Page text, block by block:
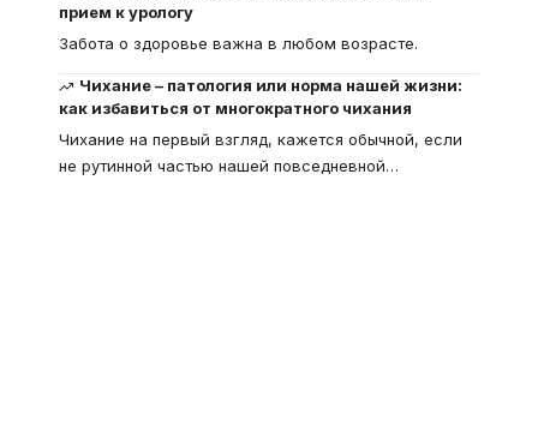
прием к урологу
Забота о здоровье важна в любом возрасте.
Чихание – патология или норма нашей жизни:
как избавиться от многократного чихания
Чихание на первый взгляд, кажется обычной, если
не рутинной частью нашей повседневной…